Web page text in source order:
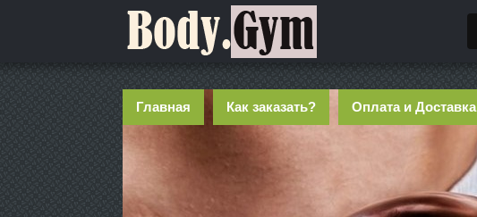
Главная Как заказать? Оплата и Доставка